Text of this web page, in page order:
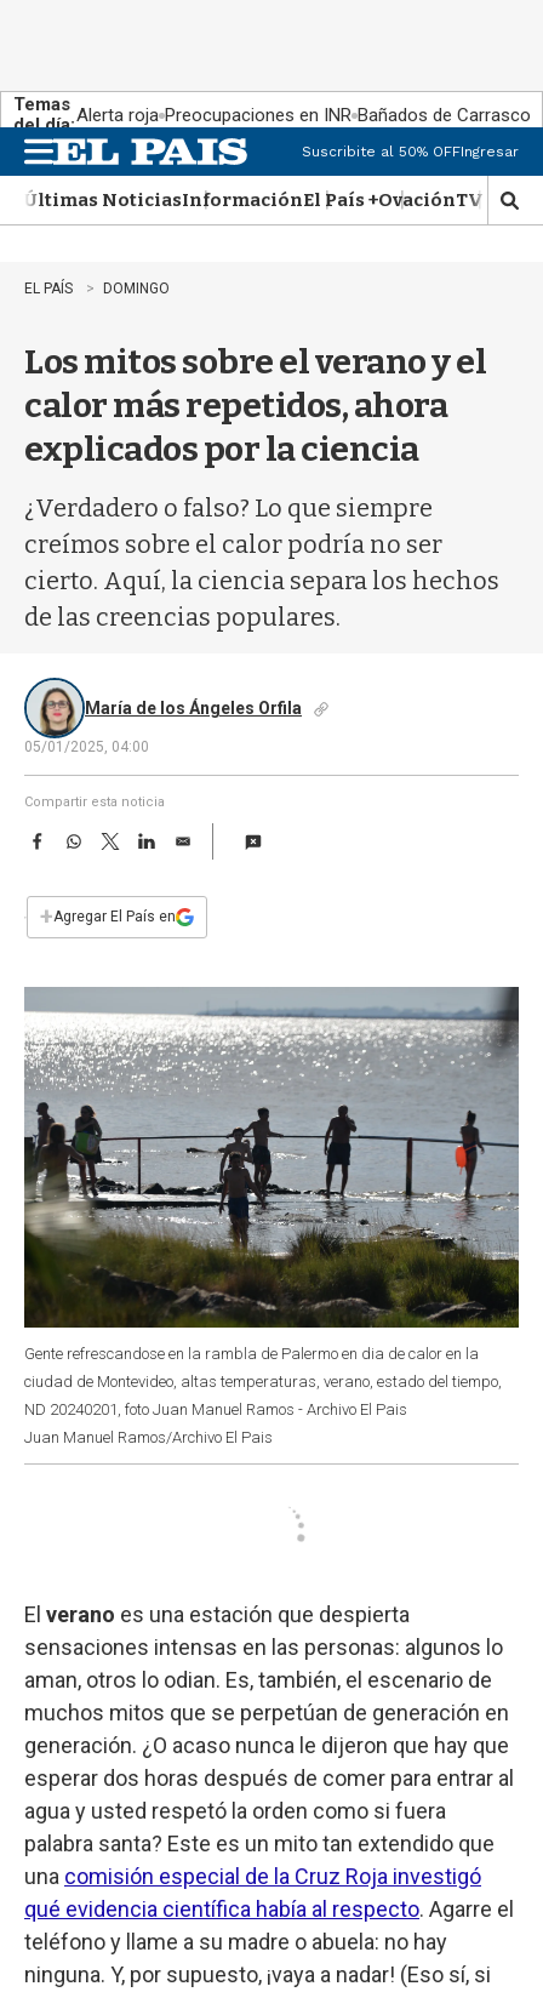
Temas
del día:Alerta roja Preocupaciones en INR Bañados de Carrasco
n
u
Suscribite al 50% OFFIngresar
Últimas NoticiasInformaciónEl País +OvaciónTV Show
M
o
EL PAÍS DOMINGO
Los mitos sobre el verano y el
calor más repetidos, ahora
explicados por la ciencia
¿Verdadero o falso? Lo que siempre
creímos sobre el calor podría no ser
cierto. Aquí, la ciencia separa los hechos
de las creencias populares.
María de los Ángeles Orfila
05/01/2025, 04:00
Compartir esta noticia
F
e
b
W
s
T
w
t
L
E
i
l
+Agregar El País en
Gente refrescandose en la rambla de Palermo en dia de calor en la
ciudad de Montevideo, altas temperaturas, verano, estado del tiempo,
ND 20240201, foto Juan Manuel Ramos - Archivo El Pais
Juan Manuel Ramos/Archivo El Pais
El verano es una estación que despierta
sensaciones intensas en las personas: algunos lo
aman, otros lo odian. Es, también, el escenario de
muchos mitos que se perpetúan de generación en
generación. ¿O acaso nunca le dijeron que hay que
esperar dos horas después de comer para entrar al
agua y usted respetó la orden como si fuera
palabra santa? Este es un mito tan extendido que
una comisión especial de la Cruz Roja investigó
qué evidencia científica había al respecto. Agarre el
teléfono y llame a su madre o abuela: no hay
ninguna. Y, por supuesto, ¡vaya a nadar! (Eso sí, si